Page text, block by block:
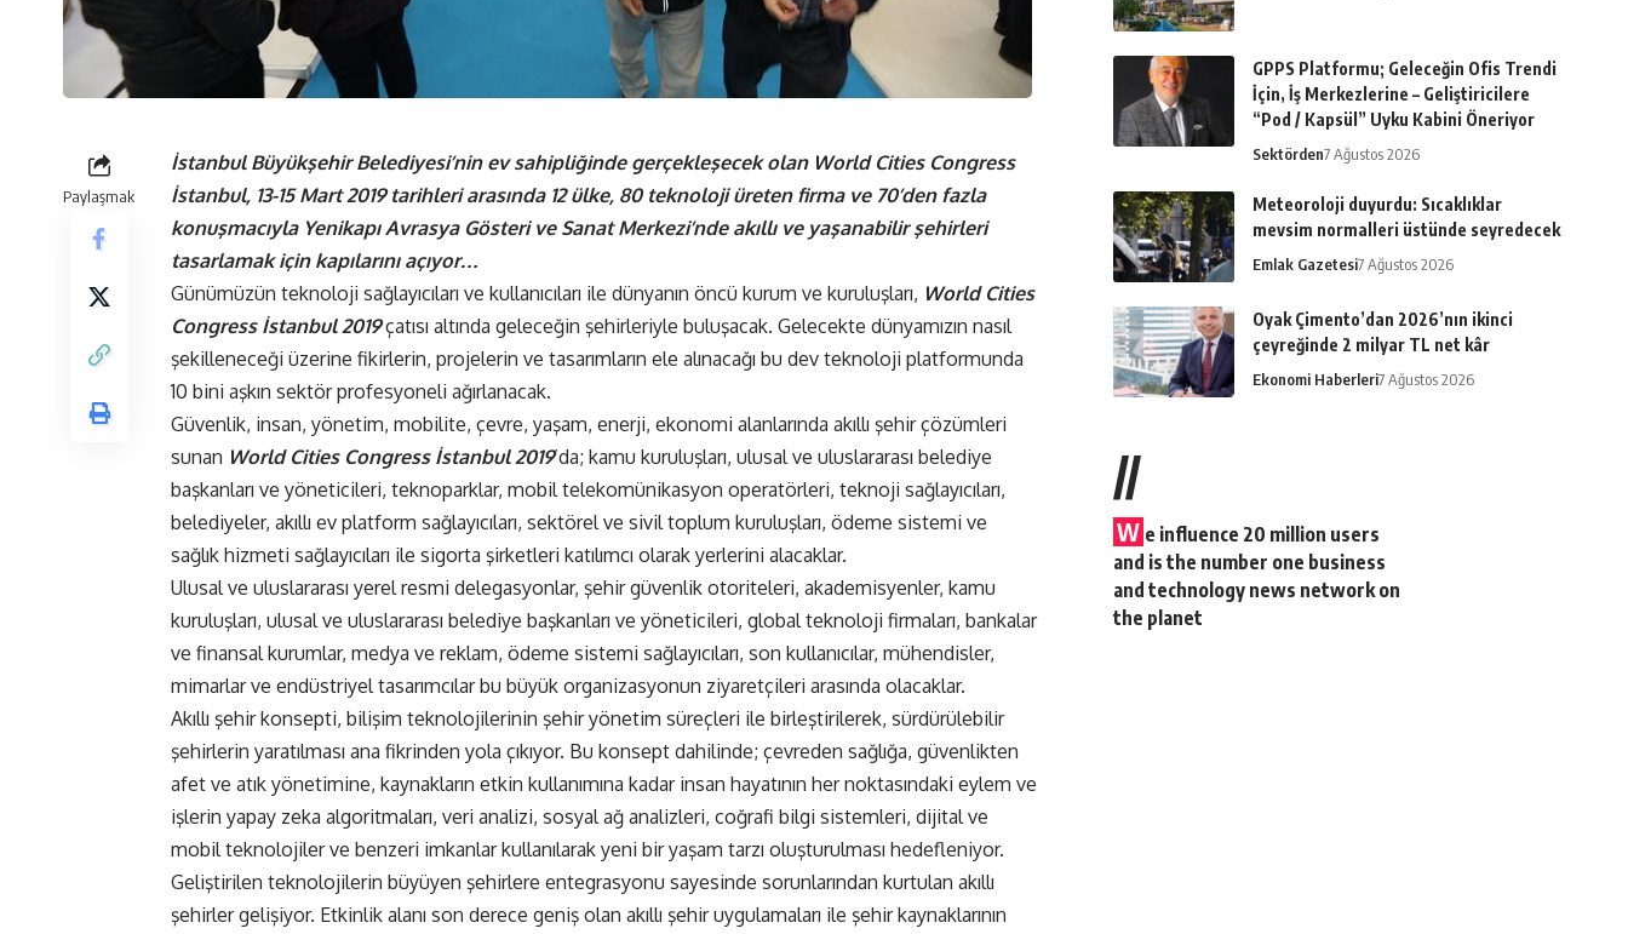
Paylaşmak
İstanbul Büyükşehir Belediyesi’nin ev sahipliğinde gerçekleşecek olan World Cities Congress
İstanbul, 13-15 Mart 2019 tarihleri arasında 12 ülke, 80 teknoloji üreten firma ve 70’den fazla
konuşmacıyla Yenikapı Avrasya Gösteri ve Sanat Merkezi’nde akıllı ve yaşanabilir şehirleri
tasarlamak için kapılarını açıyor…
Günümüzün teknoloji sağlayıcıları ve kullanıcıları ile dünyanın öncü kurum ve kuruluşları, World Cities
Congress İstanbul 2019çatısı altında geleceğin şehirleriyle buluşacak. Gelecekte dünyamızın nasıl
şekilleneceği üzerine fikirlerin, projelerin ve tasarımların ele alınacağı bu dev teknoloji platformunda
10 bini aşkın sektör profesyoneli ağırlanacak.
Güvenlik, insan, yönetim, mobilite, çevre, yaşam, enerji, ekonomi alanlarında akıllı şehir çözümleri
sunan World Cities Congress İstanbul 2019’da; kamu kuruluşları, ulusal ve uluslararası belediye
başkanları ve yöneticileri, teknoparklar, mobil telekomünikasyon operatörleri, teknoji sağlayıcıları,
belediyeler, akıllı ev platform sağlayıcıları, sektörel ve sivil toplum kuruluşları, ödeme sistemi ve
sağlık hizmeti sağlayıcıları ile sigorta şirketleri katılımcı olarak yerlerini alacaklar.
Ulusal ve uluslararası yerel resmi delegasyonlar, şehir güvenlik otoriteleri, akademisyenler, kamu
kuruluşları, ulusal ve uluslararası belediye başkanları ve yöneticileri, global teknoloji firmaları, bankalar
ve finansal kurumlar, medya ve reklam, ödeme sistemi sağlayıcıları, son kullanıcılar, mühendisler,
mimarlar ve endüstriyel tasarımcılar bu büyük organizasyonun ziyaretçileri arasında olacaklar.
Akıllı şehir konsepti, bilişim teknolojilerinin şehir yönetim süreçleri ile birleştirilerek, sürdürülebilir
şehirlerin yaratılması ana fikrinden yola çıkıyor. Bu konsept dahilinde; çevreden sağlığa, güvenlikten
afet ve atık yönetimine, kaynakların etkin kullanımına kadar insan hayatının her noktasındaki eylem ve
işlerin yapay zeka algoritmaları, veri analizi, sosyal ağ analizleri, coğrafi bilgi sistemleri, dijital ve
mobil teknolojiler ve benzeri imkanlar kullanılarak yeni bir yaşam tarzı oluşturulması hedefleniyor.
Geliştirilen teknolojilerin büyüyen şehirlere entegrasyonu sayesinde sorunlarından kurtulan akıllı
şehirler gelişiyor. Etkinlik alanı son derece geniş olan akıllı şehir uygulamaları ile şehir kaynaklarının
GPPS Platformu; Geleceğin Ofis Trendi
İçin, İş Merkezlerine – Geliştiricilere
“Pod / Kapsül” Uyku Kabini Öneriyor
Sektörden7 Ağustos 2026
Meteoroloji duyurdu: Sıcaklıklar
mevsim normalleri üstünde seyredecek
Emlak Gazetesi7 Ağustos 2026
Oyak Çimento’dan 2026’nın ikinci
çeyreğinde 2 milyar TL net kâr
Ekonomi Haberleri7 Ağustos 2026
//
W e influence 20 million users
and is the number one business
and technology news network on
the planet